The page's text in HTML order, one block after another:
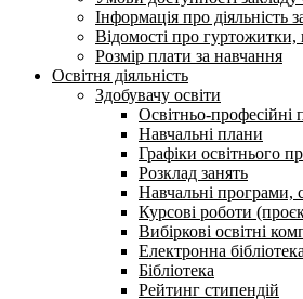
Інформація про діяльність
Відомості про гуртожитки,
Розмір плати за навчання
Освітня діяльність
Здобувачу освіти
Освітньо-професійні
Навчальні плани
Графіки освітнього
Розклад занять
Навчальні програми,
Курсові роботи
Вибіркові освітні
Електронна бібліотека
Бібліотека
Рейтинг стипендій